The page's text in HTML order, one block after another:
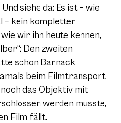
siehe da: Es ist – wie
– kein kompletter
wir ihn heute kennen,
Den zweiten
schon Barnack
beim Filmtransport
das Objektiv mit
werden musste,
Film fällt.